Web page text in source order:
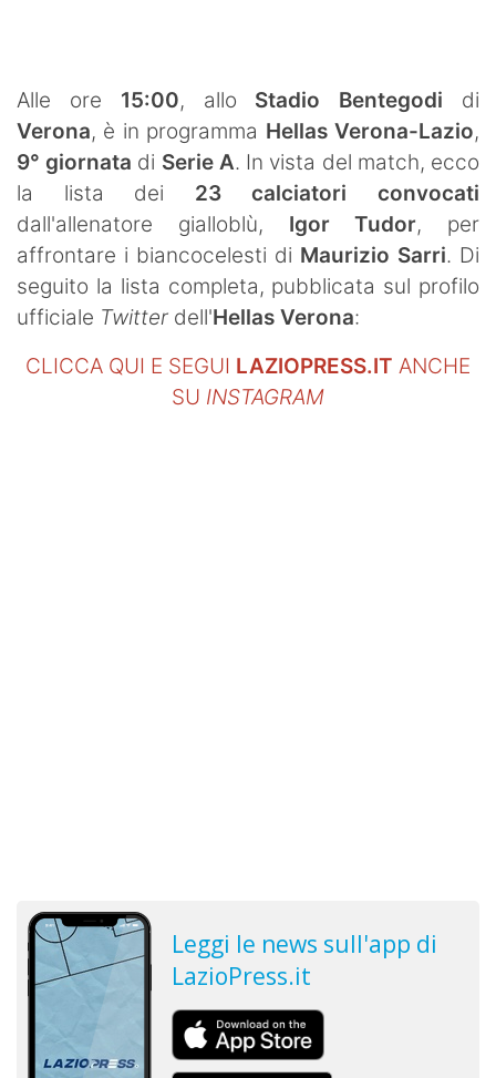
Contatti
Alle ore 15:00, allo Stadio Bentegodi di
Verona, è in programma Hellas Verona-Lazio,
9° giornata di Serie A. In vista del match, ecco
la lista dei 23 calciatori convocati
dall'allenatore gialloblù, Igor Tudor, per
affrontare i biancocelesti di Maurizio Sarri. Di
seguito la lista completa, pubblicata sul profilo
ufficiale Twitter dell'Hellas Verona:
CLICCA QUI E SEGUI LAZIOPRESS.IT ANCHE
SU INSTAGRAM